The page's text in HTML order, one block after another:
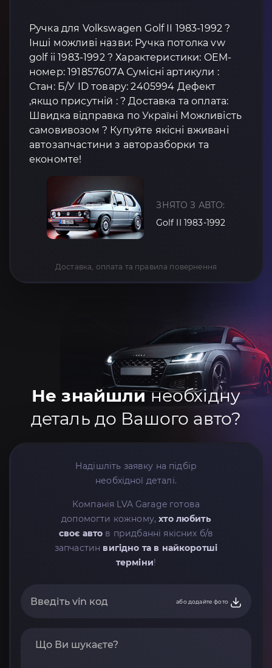
Ручка для Volkswagen Golf II 1983-1992 ?
Інші можливі назви: Ручка потолка vw
golf ii 1983-1992 ? Характеристики: OEM-
номер: 191857607A Сумісні артикули :
Стан: Б/У ID товару: 2405994 Дефект
,якщо присутній : ? Доставка та оплата:
Швидка відправка по Україні Можливість
самовивозом ? Купуйте якісні вживані
автозапчастини з авторазборки та
економте!
ЗНЯТО З АВТО:
Golf II 1983-1992
Доставка, оплата та правила повернення
Не знайшлинеобхідну
деталь до Вашого авто?
Надішліть заявку на підбір
необхідної деталі.
Компанія LVA Garage готова
допомогти кожному,хто любить
своє авто в придбанні якісних б/в
запчастин вигідно та в найкоротші
терміни!
або додайте фото